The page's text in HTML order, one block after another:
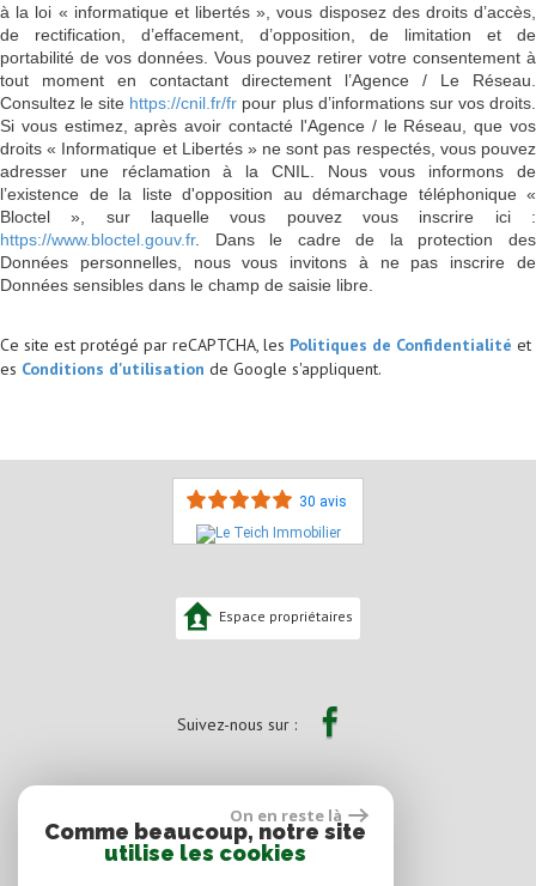
à la loi « informatique et libertés », vous disposez des droits d’accès,
de rectification, d’effacement, d’opposition, de limitation et de
portabilité de vos données. Vous pouvez retirer votre consentement à
tout moment en contactant directement l’Agence / Le Réseau.
Consultez le site https://cnil.fr/fr pour plus d’informations sur vos droits.
Si vous estimez, après avoir contacté l'Agence / le Réseau, que vos
droits « Informatique et Libertés » ne sont pas respectés, vous pouvez
adresser une réclamation à la CNIL. Nous vous informons de
l’existence de la liste d'opposition au démarchage téléphonique «
Bloctel », sur laquelle vous pouvez vous inscrire ici :
https://www.bloctel.gouv.fr. Dans le cadre de la protection des
Données personnelles, nous vous invitons à ne pas inscrire de
Données sensibles dans le champ de saisie libre.
Ce site est protégé par reCAPTCHA, les Politiques de Confidentialité et
es Conditions d'utilisation de Google s'appliquent.
30 avis
Espace propriétaires
Suivez-nous sur :
On en reste là
Comme beaucoup, notre site
utilise les cookies